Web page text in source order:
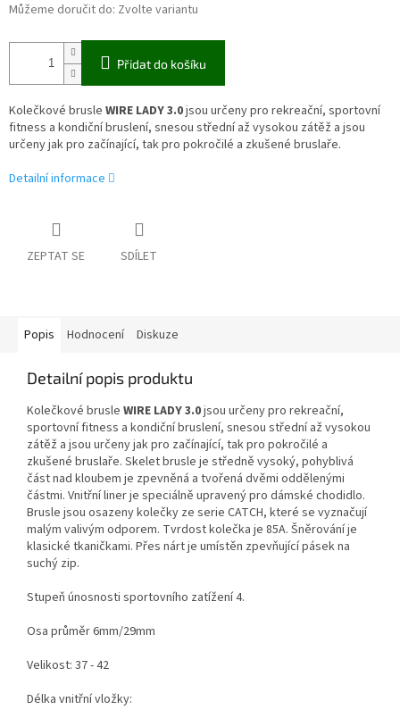
Můžeme doručit do: Zvolte variantu
Přidat do košíku
Kolečkové brusle WIRE LADY 3.0jsou určeny pro rekreační, sportovní
fitness a kondiční bruslení, snesou střední až vysokou zátěž a jsou
určeny jak pro začínající, tak pro pokročilé a zkušené bruslaře.
Detailní informace
ZEPTAT SE SDÍLET
Popis Hodnocení Diskuze
Detailní popis produktu
Kolečkové brusle WIRE LADY 3.0jsou určeny pro rekreační,
sportovní fitness a kondiční bruslení, snesou střední až vysokou
zátěž a jsou určeny jak pro začínající, tak pro pokročilé a
zkušené bruslaře. Skelet brusle je středně vysoký, pohyblivá
část nad kloubem je zpevněná a tvořená dvěmi oddělenými
částmi. Vnitřní liner je speciálně upravený pro dámské chodidlo.
Brusle jsou osazeny kolečky ze serie CATCH, které se vyznačují
malým valivým odporem. Tvrdost kolečka je 85A. Šněrování je
klasické tkaničkami. Přes nárt je umístěn zpevňující pásek na
suchý zip.
Stupeň únosnosti sportovního zatížení 4.
Osa průměr 6mm/29mm
Velikost: 37 - 42
Délka vnitřní vložky: